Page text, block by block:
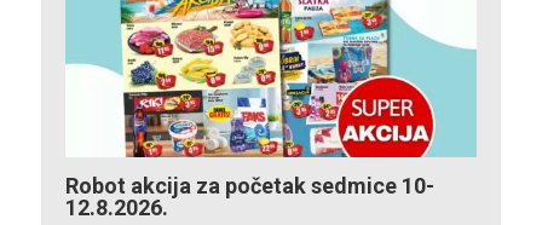
Robot akcija za početak sedmice 10-
12.8.2026.